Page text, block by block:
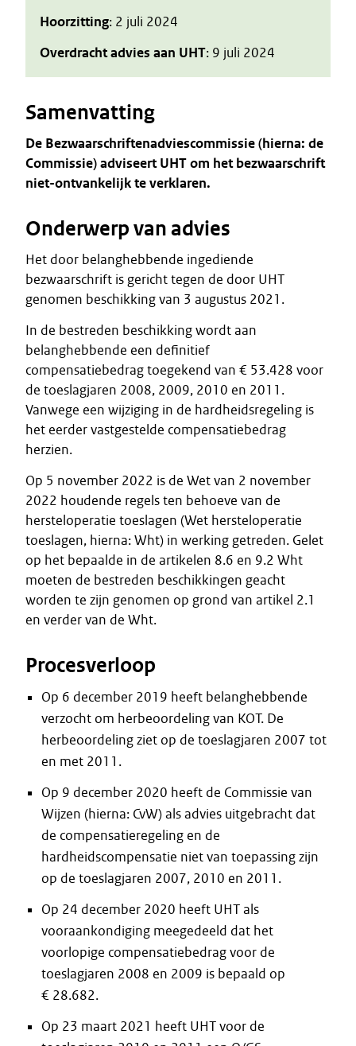
Hoorzitting: 2 juli 2024
Overdracht advies aan UHT: 9 juli 2024
Samenvatting
De Bezwaarschriftenadviescommissie (hierna: de
Commissie) adviseert UHT om het bezwaarschrift
niet-ontvankelijk te verklaren.
Onderwerp van advies
Het door belanghebbende ingediende
bezwaarschrift is gericht tegen de door UHT
genomen beschikking van 3 augustus 2021.
In de bestreden beschikking wordt aan
belanghebbende een definitief
compensatiebedrag toegekend van € 53.428 voor
de toeslagjaren 2008, 2009, 2010 en 2011.
Vanwege een wijziging in de hardheidsregeling is
het eerder vastgestelde compensatiebedrag
herzien.
Op 5 november 2022 is de Wet van 2 november
2022 houdende regels ten behoeve van de
hersteloperatie toeslagen (Wet hersteloperatie
toeslagen, hierna: Wht) in werking getreden. Gelet
op het bepaalde in de artikelen 8.6 en 9.2 Wht
moeten de bestreden beschikkingen geacht
worden te zijn genomen op grond van artikel 2.1
en verder van de Wht.
Procesverloop
Op 6 december 2019 heeft belanghebbende
verzocht om herbeoordeling van KOT. De
herbeoordeling ziet op de toeslagjaren 2007 tot
en met 2011.
Op 9 december 2020 heeft de Commissie van
Wijzen (hierna: CvW) als advies uitgebracht dat
de compensatieregeling en de
hardheidscompensatie niet van toepassing zijn
op de toeslagjaren 2007, 2010 en 2011.
Op 24 december 2020 heeft UHT als
vooraankondiging meegedeeld dat het
voorlopige compensatiebedrag voor de
toeslagjaren 2008 en 2009 is bepaald op
€ 28.682.
Op 23 maart 2021 heeft UHT voor de